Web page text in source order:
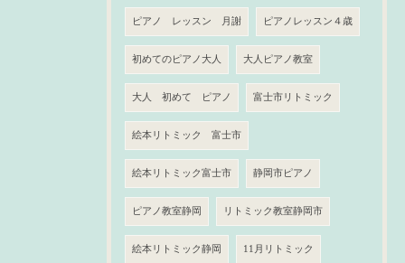
ピアノ レッスン 月謝 ピアノレッスン４歳
初めてのピアノ大人 大人ピアノ教室
大人 初めて ピアノ 富士市リトミック
絵本リトミック 富士市
絵本リトミック富士市 静岡市ピアノ
ピアノ教室静岡 リトミック教室静岡市
絵本リトミック静岡 11月リトミック